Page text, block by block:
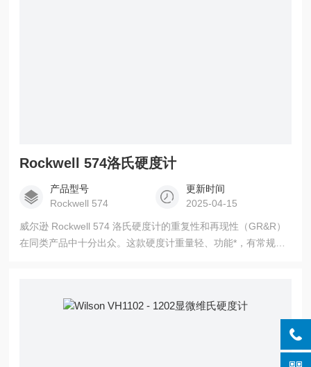
Rockwell 574洛氏硬度计
产品型号
Rockwell 574
更新时间
2025-04-15
威尔逊 Rockwell 574 洛氏硬度计的重复性和再现性（GR&R）
在同类产品中十分出众。这款硬度计重量轻、功能*，有常规洛